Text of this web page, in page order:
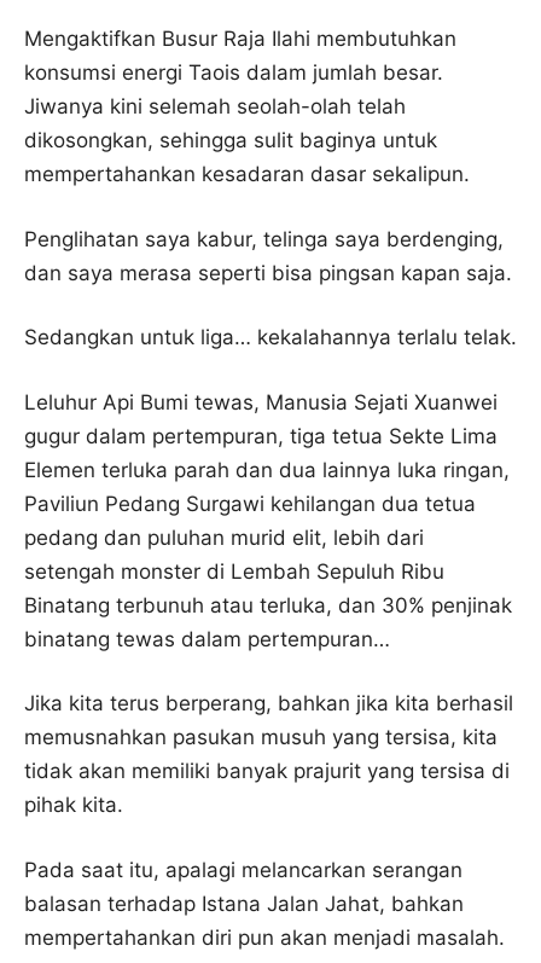
Mengaktifkan Busur Raja Ilahi membutuhkan
konsumsi energi Taois dalam jumlah besar.
Jiwanya kini selemah seolah-olah telah
dikosongkan, sehingga sulit baginya untuk
mempertahankan kesadaran dasar sekalipun.
Penglihatan saya kabur, telinga saya berdenging,
dan saya merasa seperti bisa pingsan kapan saja.
Sedangkan untuk liga… kekalahannya terlalu telak.
Leluhur Api Bumi tewas, Manusia Sejati Xuanwei
gugur dalam pertempuran, tiga tetua Sekte Lima
Elemen terluka parah dan dua lainnya luka ringan,
Paviliun Pedang Surgawi kehilangan dua tetua
pedang dan puluhan murid elit, lebih dari
setengah monster di Lembah Sepuluh Ribu
Binatang terbunuh atau terluka, dan 30% penjinak
binatang tewas dalam pertempuran…
Jika kita terus berperang, bahkan jika kita berhasil
memusnahkan pasukan musuh yang tersisa, kita
tidak akan memiliki banyak prajurit yang tersisa di
pihak kita.
Pada saat itu, apalagi melancarkan serangan
balasan terhadap Istana Jalan Jahat, bahkan
mempertahankan diri pun akan menjadi masalah.